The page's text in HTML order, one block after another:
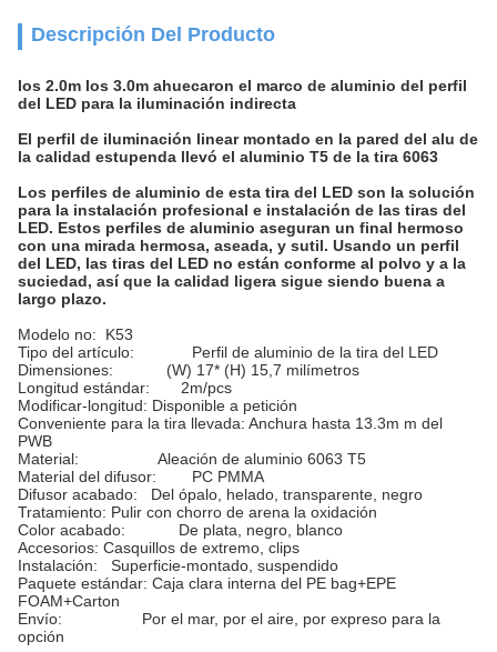
Descripción Del Producto
los 2.0m los 3.0m ahuecaron el marco de aluminio del perfil
del LED para la iluminación indirecta
El perfil de iluminación linear montado en la pared del alu de
la calidad estupenda llevó el aluminio T5 de la tira 6063
Los perfiles de aluminio de esta tira del LED son la solución
para la instalación profesional e instalación de las tiras del
LED. Estos perfiles de aluminio aseguran un final hermoso
con una mirada hermosa, aseada, y sutil. Usando un perfil
del LED, las tiras del LED no están conforme al polvo y a la
suciedad, así que la calidad ligera sigue siendo buena a
largo plazo.
Modelo no: K53
Tipo del artículo: Perfil de aluminio de la tira del LED
Dimensiones: (W) 17* (H) 15,7 milímetros
Longitud estándar: 2m/pcs
Modificar-longitud: Disponible a petición
Conveniente para la tira llevada: Anchura hasta 13.3m m del
PWB
Material: Aleación de aluminio 6063 T5
Material del difusor: PC PMMA
Difusor acabado: Del ópalo, helado, transparente, negro
Tratamiento: Pulir con chorro de arena la oxidación
Color acabado: De plata, negro, blanco
Accesorios: Casquillos de extremo, clips
Instalación: Superficie-montado, suspendido
Paquete estándar: Caja clara interna del PE bag+EPE
FOAM+Carton
Envío:
Por el mar, por el aire, por expreso para la
opción